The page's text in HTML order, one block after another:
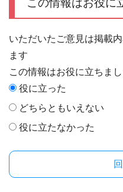
いただいたご意見は掲載
ます
この情報はお役に立ちまし
役に立った
どちらともいえない
役に立たなかった